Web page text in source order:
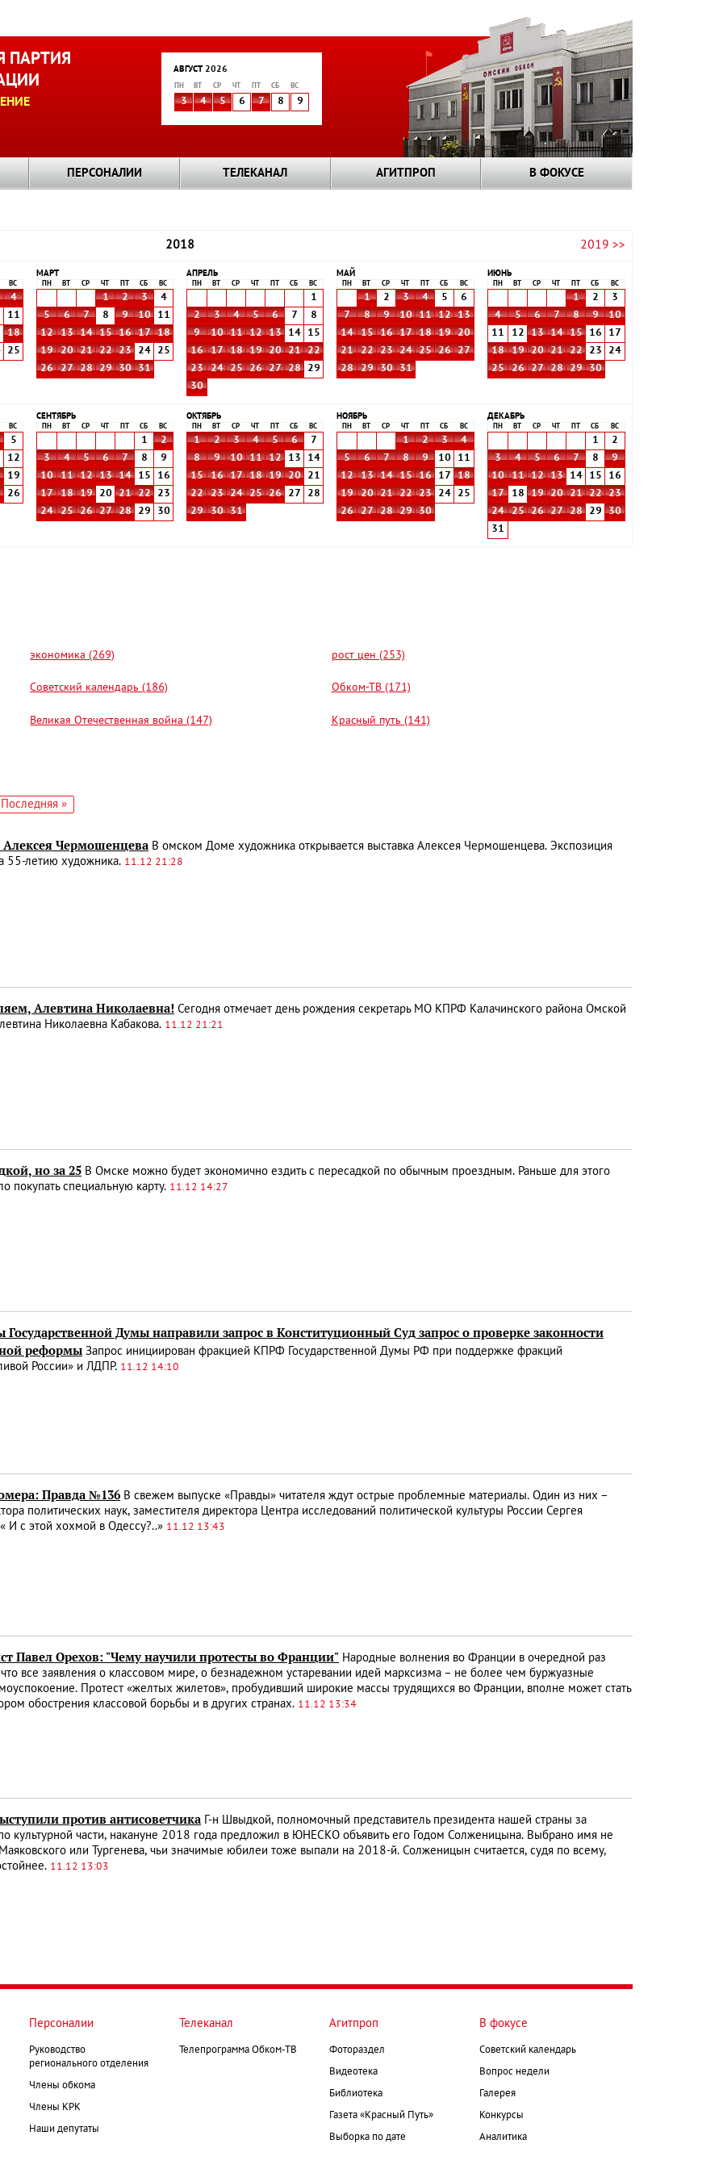
ПАРТИЯ
АВГУСТ 2026
ПН ВТ СР ЧТ СБ ВС
3 4 5 6 7 8 9
ПЕРСОНАЛИИ ТЕЛЕКАНАЛ АГИТПРОП В ФОКУСЕ
2018 2019 >>
ВС
4
11
18
25
МАРТ
ПН ВТ СР ЧТ СБ ВС
1 2 3
4
5
6 7 8 9 10
11
12
13 14 15 16 17
18
19
20 21 22 23 24
25
26
27 28 29 30 31
АПРЕЛЬ
ПН ВТ СР ЧТ СБ ВС
1
2
3 4 5 6 7
8
9
10 11 12 13 14
15
16
17 18 19 20 21
22
23
24 25 26 27 28
29
30
МАЙ
ПН ВТ СР ЧТ СБ ВС
1 2 3 4 5
6
7
8 9 10 11 12
13
14
15 16 17 18 19
20
21
22 23 24 25 26
27
28
29 30 31
ИЮНЬ
ПН ВТ СР ЧТ СБ ВС
1 2
3
4
5 6 7 8 9
10
11
12 13 14 15 16
17
18
19 20 21 22 23
24
25
26 27 28 29 30
ВС
5
12
19
26
СЕНТЯБРЬ
ПН ВТ СР ЧТ СБ ВС
1
2
3
4 5 6 7 8
9
10
11 12 13 14 15
16
17
18 19 20 21 22
23
24
25 26 27 28 29 30
ОКТЯБРЬ
ПН ВТ СР ЧТ СБ ВС
1 2 3 4 5 6
7
8
9 10 11 12 13
14
15
16 17 18 19 20
21
22
23 24 25 26 27
28
29
30 31
НОЯБРЬ
ПН ВТ СР ЧТ СБ ВС
1 2 3
4
5
6 7 8 9 10
11
12
13 14 15 16 17
18
19
20 21 22 23 24
25
26
27 28 29 30
ДЕКАБРЬ
ПН ВТ СР ЧТ СБ ВС
1
2
3
4 5 6 7 8
9
10
11 12 13 14 15
16
17
18 19 20 21 22
23
24
25 26 27 28 29
30
31
экономика (269) рост цен (253)
Советский календарь (186) Обком-ТВ (171)
Великая Отечественная война (147) Красный путь (141)
Последняя
Последняя »
Алексея Чермошенцева В омском Доме художника открывается выставка Алексея Чермошенцева. Экспозиция
55-летию художника. 11.12 21:28
Алевтина Николаевна! Сегодня отмечает день рождения секретарь МО КПРФ Калачинского района Омской
Николаевна Кабакова. 11.12 21:21
но за 25 В Омске можно будет экономично ездить с пересадкой по обычным проездным. Раньше для этого
покупать специальную карту. 11.12 14:27
Государственной Думы направили запрос в Конституционный Суд запрос о проверке законности
реформы Запрос инициирован фракцией КПРФ Государственной Думы РФ при поддержке фракций
России» и ЛДПР. 11.12 14:10
Правда №136 В свежем выпуске «Правды» читателя ждут острые проблемные материалы. Один из них –
политических наук, заместителя директора Центра исследований политической культуры России Сергея
И с этой хохмой в Одессу?..» 11.12 13:43
Павел Орехов: "Чему научили протесты во Франции" Народные волнения во Франции в очередной раз
что все заявления о классовом мире, о безнадежном устаревании идей марксизма – не более чем буржуазные
Протест «желтых жилетов», пробудивший широкие массы трудящихся во Франции, вполне может стать
обострения классовой борьбы и в других странах. 11.12 13:34
против антисоветчика Г-н Швыдкой, полномочный представитель президента нашей страны за
культурной части, накануне 2018 года предложил в ЮНЕСКО объявить его Годом Солженицына. Выбрано имя не
Маяковского или Тургенева, чьи значимые юбилеи тоже выпали на 2018-й. Солженицын считается, судя по всему,
11.12 13:03
Персоналии
Руководство
регионального отделения
Члены обкома
Члены КРК
Наши депутаты
Телеканал
Телепрограмма Обком-ТВ
Агитпроп
Фотораздел
Видеотека
Библиотека
Газета «Красный Путь»
Выборка по дате
В фокусе
Советский календарь
Вопрос недели
Галерея
Конкурсы
Аналитика